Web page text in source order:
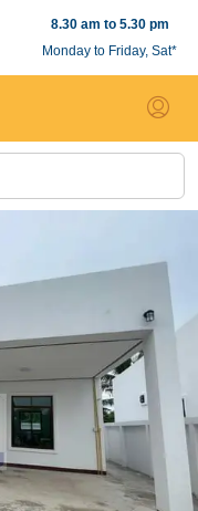
8.30 am to 5.30 pm
Monday to Friday, Sat*